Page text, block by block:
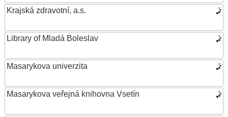
Krajská zdravotní, a.s.
Library of Mladá Boleslav
Masarykova univerzita
Masarykova veřejná knihovna Vsetín